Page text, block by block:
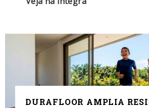
DURAFLOOR AMPLIA